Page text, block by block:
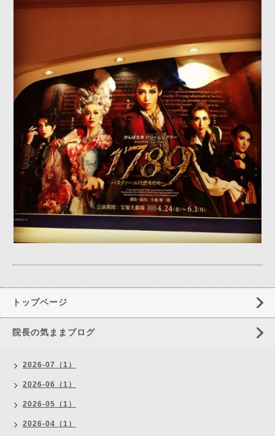
トップページ
院長の気ままブログ
2026-07（1）
2026-06（1）
2026-05（1）
2026-04（1）